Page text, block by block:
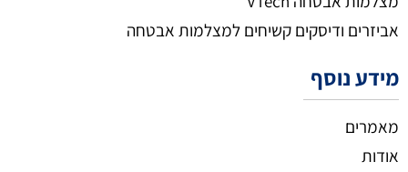
אביזרים ודיסקים קשיחים למצלמות אבטחה
מידע נוסף
מאמרים
אודות